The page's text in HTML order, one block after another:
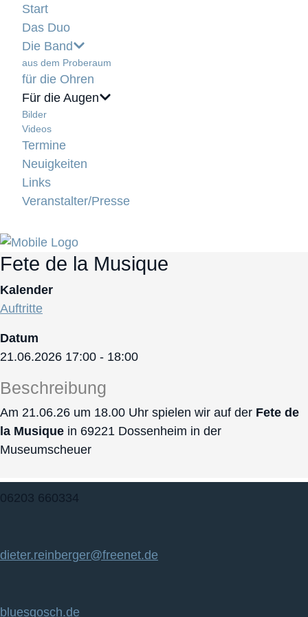
Start
Das Duo
Die Band
aus dem Proberaum
für die Ohren
Für die Augen
Bilder
Videos
Termine
Neuigkeiten
Links
Veranstalter/Presse
Fete de la Musique
Kalender
Auftritte
Datum
21.06.2026 17:00 - 18:00
Beschreibung
Am 21.06.26 um 18.00 Uhr spielen wir auf der Fete de
la Musique in 69221 Dossenheim in der
Museumscheuer
06203 660334
dieter.reinberger@freenet.de
bluesgosch.de